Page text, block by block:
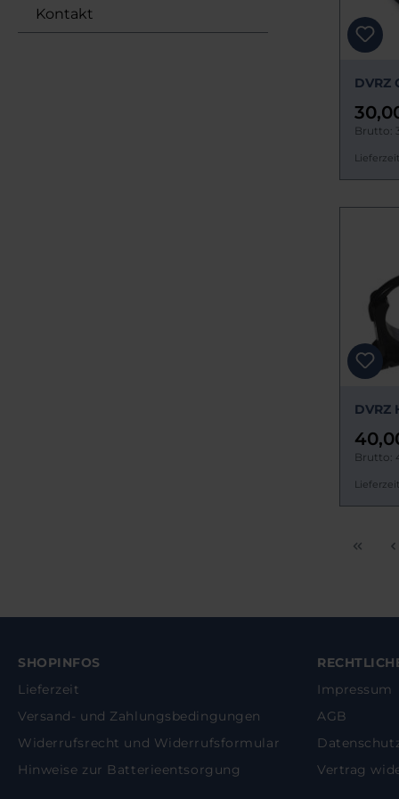
Kontakt
DVRZ
Brutto:
DVRZ
Brutto:
SHOPINFOS
Lieferzeit
Versand- und Zahlungsbedingungen
Widerrufsrecht und Widerrufsformular
Hinweise zur Batterieentsorgung
Impressum
AGB
Vertrag